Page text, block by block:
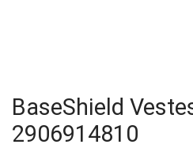
BaseShield
2906914810